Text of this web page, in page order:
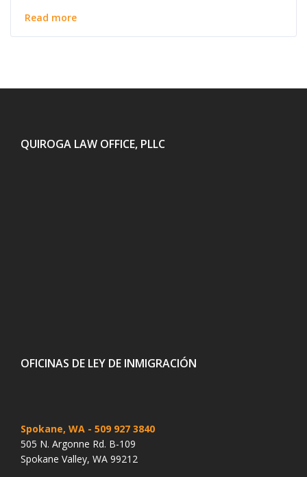
Read more
QUIROGA LAW OFFICE, PLLC
OFICINAS DE LEY DE INMIGRACIÓN
Spokane, WA - 509 927 3840
505 N. Argonne Rd. B-109
Spokane Valley, WA 99212